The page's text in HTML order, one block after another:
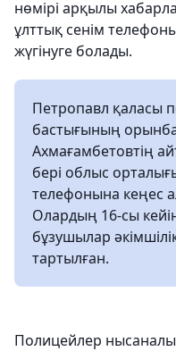
нөмірі арқылы
ұлттық сенім
жүгінуге болады.
Петропавл қаласы
бастығының
Ахмағамбетовтің
бері облыс
телефонына кеңес
Олардың 16-сы
бұзушылар
тартылған.
Полицейлер